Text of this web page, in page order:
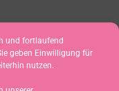
und fortlaufend
geben Einwilligung für
nutzen.